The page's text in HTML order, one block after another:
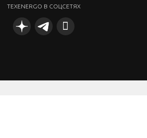
TEXENERGO В СОЦСЕТЯХ